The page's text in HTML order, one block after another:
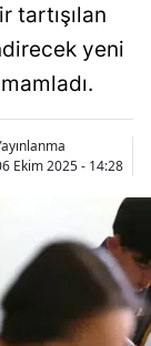
tartışılan
yeni
Ekim 2025 - 14:28